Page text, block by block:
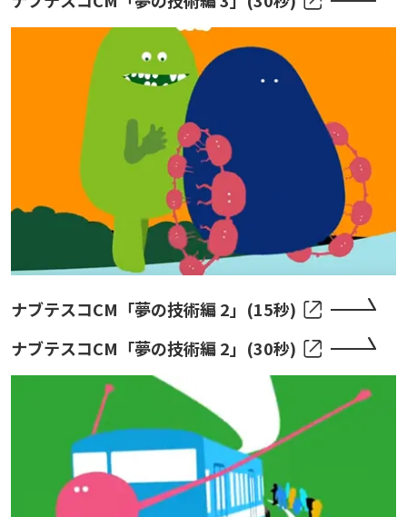
ナブテスコCM「夢の技術編 2」(15秒)
ナブテスコCM「夢の技術編 2」(30秒)